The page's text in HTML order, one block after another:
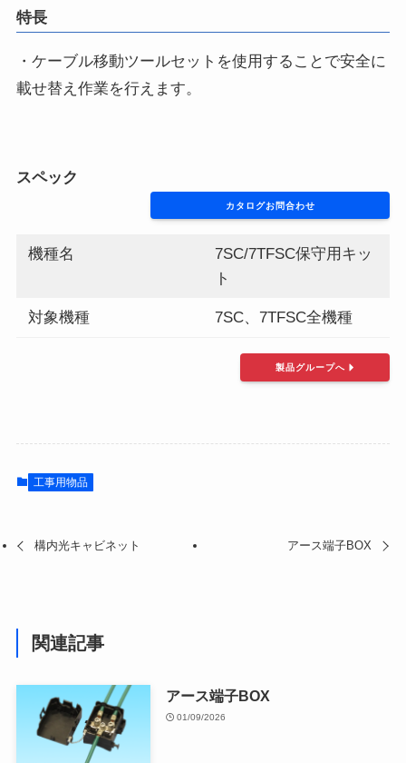
特長
・ケーブル移動ツールセットを使用することで安全に
載せ替え作業を行えます。
スペック
カタログお問合わせ
機種名
7SC/7TFSC保守用キッ
ト
対象機種 7SC、7TFSC全機種
製品グループへ
工事用物品
構内光キャビネット アース端子BOX
関連記事
アース端子BOX
01/09/2026